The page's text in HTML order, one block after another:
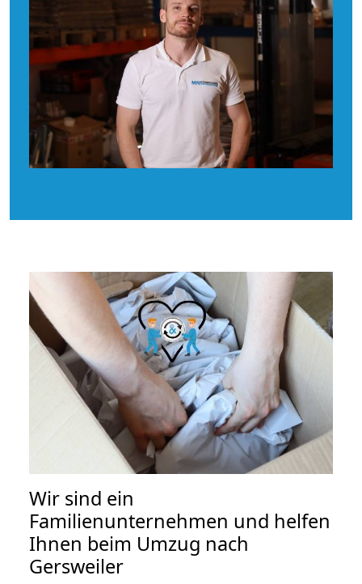
Wir sind ein
Familienunternehmen und helfen
Ihnen beim Umzug nach
Gersweiler